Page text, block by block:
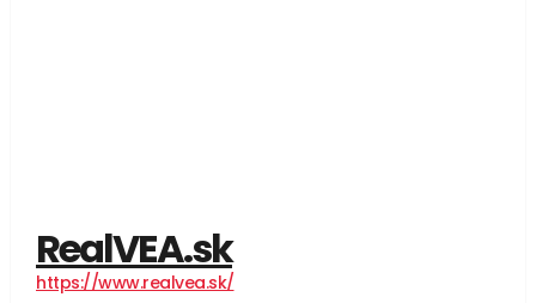
RealVEA.sk
https://www.realvea.sk/